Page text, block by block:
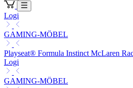
Logi
GAMING-MÖBEL
Playseat® Formula Instinct McLaren
Logi
GAMING-MÖBEL